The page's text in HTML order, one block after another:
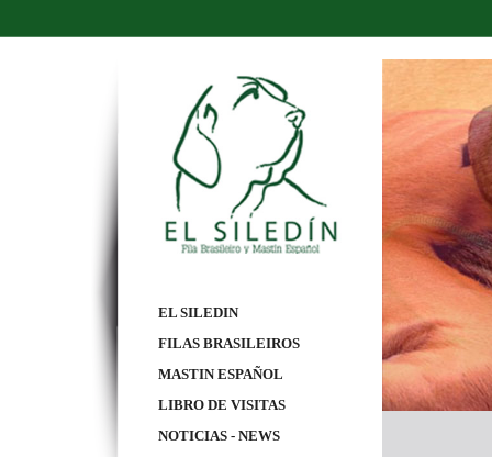
EL SILEDIN
FILAS BRASILEIROS
MASTIN ESPAÑOL
LIBRO DE VISITAS
NOTICIAS - NEWS